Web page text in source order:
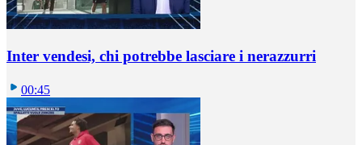
Inter vendesi, chi potrebbe lasciare i nerazzurri
00:45